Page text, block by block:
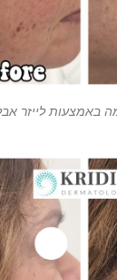
באמצעות לייזר